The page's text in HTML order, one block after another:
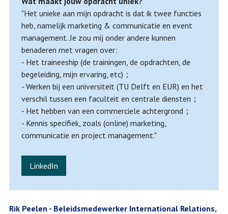
"Het unieke aan mijn opdracht is dat ik twee functies
heb, namelijk marketing & communicatie en event
management. Je zou mij onder andere kunnen
benaderen met vragen over:
- Het traineeship (de trainingen, de opdrachten, de
begeleiding, mijn ervaring, etc)；
- Werken bij een universiteit (TU Delft en EUR) en het
verschil tussen een faculteit en centrale diensten；
- Het hebben van een commerciele achtergrond；
- Kennis specifiek, zoals (online) marketing,
communicatie en project management."
LinkedIn
Rik Peelen - Beleidsmedewerker International Relations,